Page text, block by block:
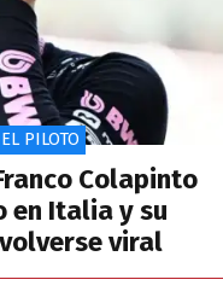
PILOTO
Colapinto
en Italia y su
viral